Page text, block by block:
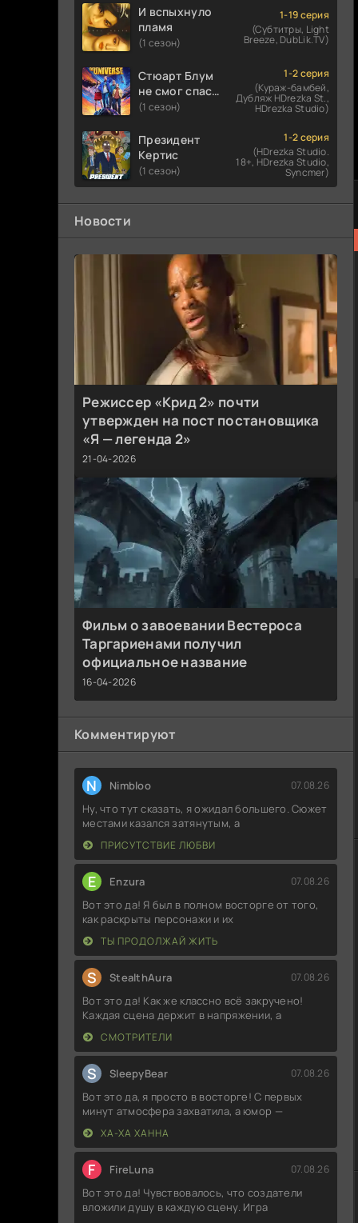
И вспыхнуло
пламя
(1 сезон)
1-19 серия
(Субтитры, Light
Breeze, DubLik.TV)
Стюарт Блум
не смог спасти
вселенную
(1 сезон)
1-2 серия
(Кураж-бамбей,
Дубляж HDrezka St.,
HDrezka Studio)
Президент
Кертис
(1 сезон)
1-2 серия
(HDrezka Studio.
18+, HDrezka Studio,
Syncmer)
Новости
Режиссер «Крид 2» почти
утвержден на пост постановщика
«Я — легенда 2»
21-04-2026
Фильм о завоевании Вестероса
Таргариенами получил
официальное название
16-04-2026
Комментируют
N Nimbloo 07.08.26
Ну, что тут сказать, я ожидал большего. Сюжет
местами казался затянутым, а
ПРИСУТСТВИЕ ЛЮБВИ
E Enzura 07.08.26
Вот это да! Я был в полном восторге от того,
как раскрыты персонажи и их
ТЫ ПРОДОЛЖАЙ ЖИТЬ
S StealthAura 07.08.26
Вот это да! Как же классно всё закручено!
Каждая сцена держит в напряжении, а
СМОТРИТЕЛИ
S SleepyBear 07.08.26
Вот это да, я просто в восторге! С первых
минут атмосфера захватила, а юмор —
ХА-ХА ХАННА
F FireLuna 07.08.26
Вот это да! Чувствовалось, что создатели
вложили душу в каждую сцену. Игра